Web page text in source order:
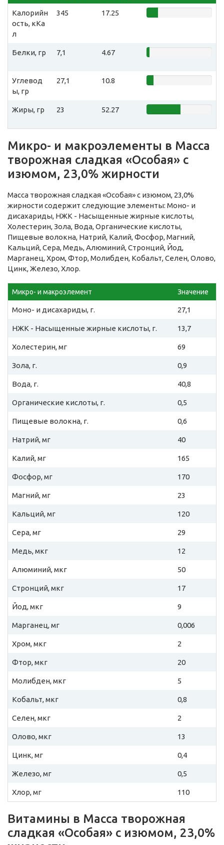
Калорийн
ость, кКа
л
345 17.25
Белки, гр 7,1 4.67
Углевод
ы, гр
27,1 10.8
Жиры, гр 23 52.27
Микро- и макроэлементы в Масса
творожная сладкая «Особая» с
изюмом, 23,0% жирности
Масса творожная сладкая «Особая» с изюмом, 23,0%
жирности содержит следующие элементы: Моно- и
дисахариды, НЖК - Насыщенные жирные кислоты,
Холестерин, Зола, Вода, Органические кислоты,
Пищевые волокна, Натрий, Калий, Фосфор, Магний,
Кальций, Сера, Медь, Алюминий, Стронций, Йод,
Марганец, Хром, Фтор, Молибден, Кобальт, Селен, Олово,
Цинк, Железо, Хлор.
Микро- и макроэлемент Значение
Моно- и дисахариды, г. 27,1
НЖК - Насыщенные жирные кислоты, г. 13,7
Холестерин, мг 69
Зола, г. 0,9
Вода, г. 40,8
Органические кислоты, г. 0,5
Пищевые волокна, г. 0,6
Натрий, мг 40
Калий, мг 165
Фосфор, мг 170
Магний, мг 23
Кальций, мг 120
Сера, мг 29
Медь, мкг 12
Алюминий, мкг 50
Стронций, мкг 17
Йод, мкг 9
Марганец, мг 0,006
Хром, мкг 2
Фтор, мкг 20
Молибден, мкг 5
Кобальт, мкг 0,8
Селен, мкг 2
Олово, мкг 13
Цинк, мг 0,4
Железо, мг 0,5
Хлор, мг 110
Витамины в Масса творожная
сладкая «Особая» с изюмом, 23,0%